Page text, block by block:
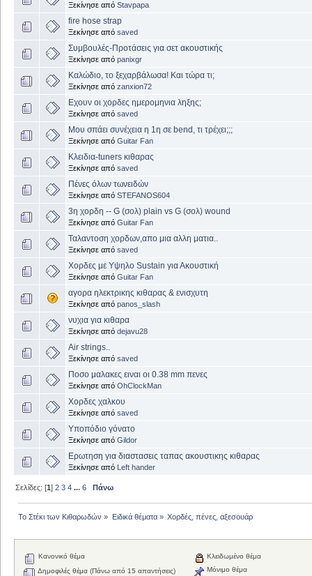
Ξεκίνησε από Stavpapa
fire hose strap
Ξεκίνησε από saved
Συμβουλές-Προτάσεις για σετ ακουστικής
Ξεκίνησε από panixgr
Καλώδιο, το ξεχαρβάλωσα! Και τώρα τι;
Ξεκίνησε από zanxion72
Εχουν οι χορδες ημερομηνια ληξης;
Ξεκίνησε από saved
Μου σπάει συνέχεια η 1η σε bend, τι τρέχει;;;
Ξεκίνησε από Guitar Fan
Κλειδια-tuners κιθαρας
Ξεκίνησε από saved
Πένες όλων τωνειδών
Ξεκίνησε από STEFANOS604
3η χορδη -- G (σολ) plain vs G (σολ) wound
Ξεκίνησε από Guitar Fan
Ταλαντοση χορδων,απο μια αλλη ματια..
Ξεκίνησε από saved
Χορδες με Υψηλο Sustain για Ακουστική
Ξεκίνησε από Guitar Fan
αγορα ηλεκτρικης κιθαρας & ενισχυτη
Ξεκίνησε από panos_slash
νυχια για κιθαρα
Ξεκίνησε από dejavu28
Air strings..
Ξεκίνησε από saved
Ποσο μαλακες ειναι οι 0.38 mm πενες
Ξεκίνησε από OhClockMan
Χορδες χαλκου
Ξεκίνησε από saved
Υποπόδιο γόνατο
Ξεκίνησε από Gildor
Ερωτηση για διαστασεις ταπας ακουστικης κιθαρας
Ξεκίνησε από Left hander
Σελίδες: [1]2 3 4 ...6 Πάνω
Το Στέκι των Κιθαρωδών » Ειδικά θέματα» Χορδές, πένες, αξεσουάρ
Κανονικό θέμα
Δημοφιλές θέμα (Πάνω από 15 απαντήσεις)
Κλειδωμένο θέμα
Μόνιμο θέμα